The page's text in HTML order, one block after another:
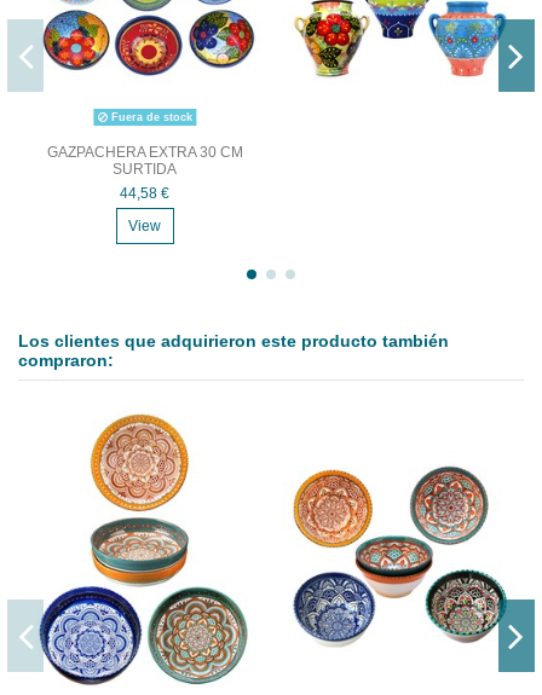
Fuera de stock
GAZPACHERA EXTRA 30 CM
SURTIDA
44,58 €
View
Los clientes que adquirieron este producto también
compraron: